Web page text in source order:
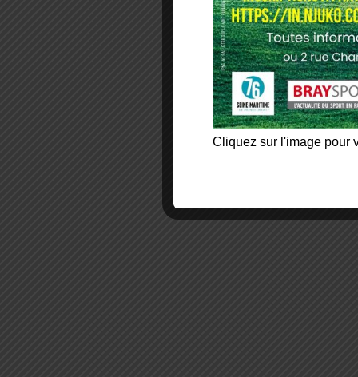
Cliquez sur l'image pour